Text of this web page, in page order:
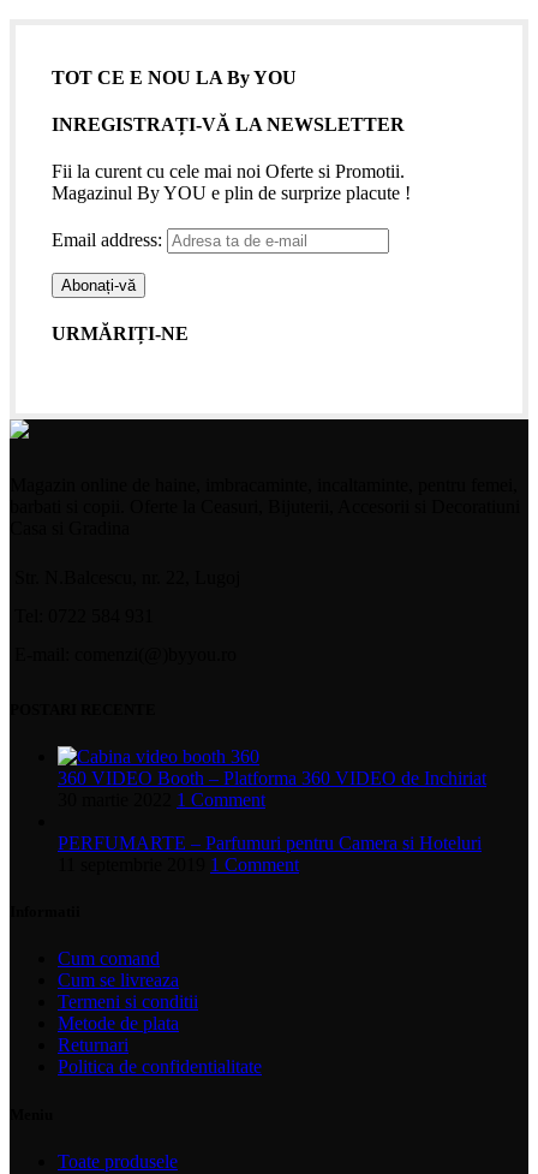
TOT CE E NOU LA By YOU
INREGISTRAȚI-VĂ LA NEWSLETTER
Fii la curent cu cele mai noi Oferte si Promotii.
Magazinul By YOU e plin de surprize placute !
Email address:
URMĂRIȚI-NE
360 VIDEO Booth – Platforma 360 VIDEO de Inchiriat
1 Comment
PERFUMARTE – Parfumuri pentru Camera si Hoteluri
1 Comment
Cum comand
Cum se livreaza
Termeni si conditii
Metode de plata
Returnari
Politica de confidentialitate
Toate produsele